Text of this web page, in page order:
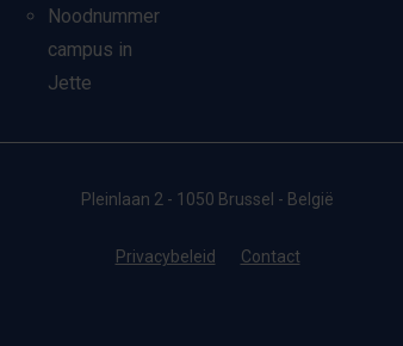
Noodnummer
campus in
Jette
Pleinlaan 2 - 1050 Brussel - België
Privacybeleid Contact